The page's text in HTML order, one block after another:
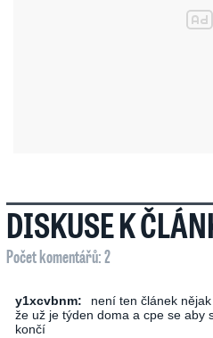
DISKUSE K
Počet komentářů: 2
y1xcvbnm:
není ten článek
že už je týden doma a cpe se aby
končí